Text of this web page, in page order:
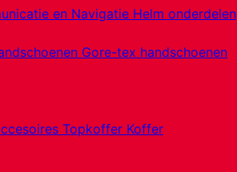
en Navigatie Helm onderdelen
Gore-tex handschoenen
Topkoffer Koffer